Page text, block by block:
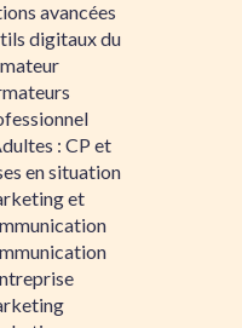
avancées
digitaux du
: CP et
en situation
et